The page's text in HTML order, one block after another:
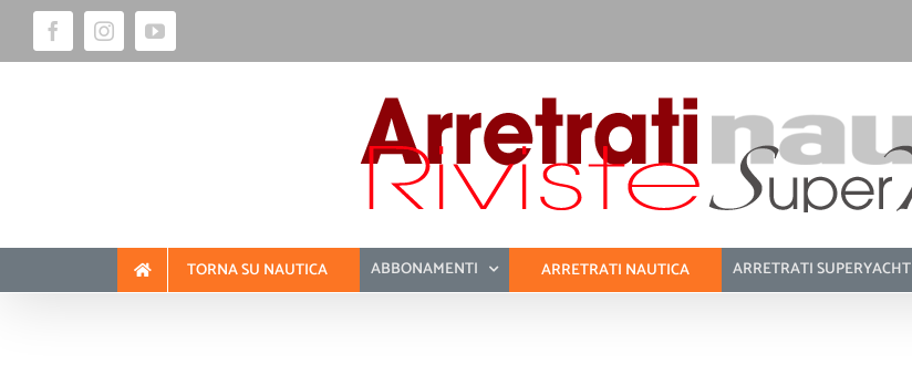
Salta
FacebookInstagramYouTube
TORNA SU NAUTICA ABBONAMENTI ARRETRATI NAUTICA ARRETRATI SUPERYACHT